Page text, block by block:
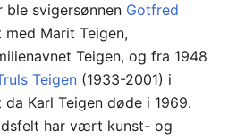
ble svigersønnen Gotfred
med Marit Teigen,
Teigen, og fra 1948
Teigen (1933-2001) i
Karl Teigen døde i 1969.
har vært kunst- og